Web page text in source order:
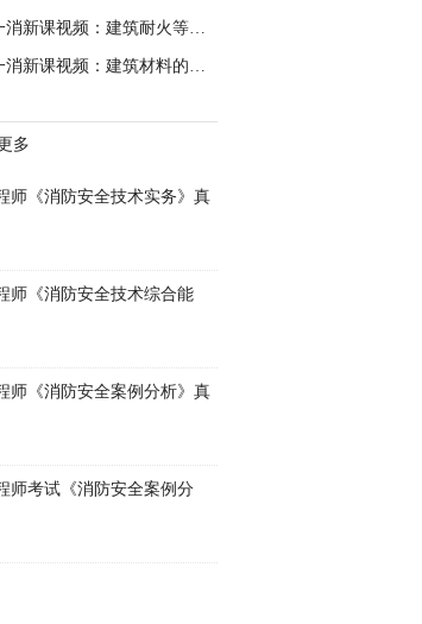
课视频：建筑耐火等级的确定
视频：建筑材料的燃烧性能分级
多
师《消防安全技术实务》真
师《消防安全技术综合能
师《消防安全案例分析》真
师考试《消防安全案例分